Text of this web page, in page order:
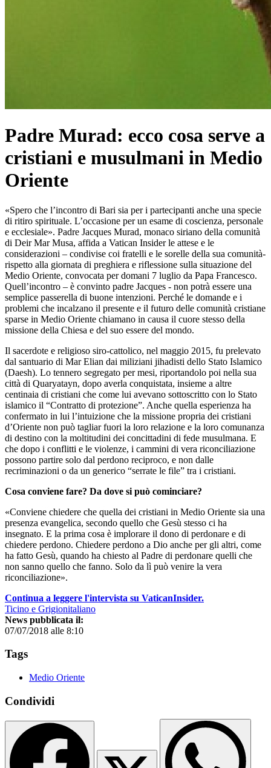
Padre Murad: ecco cosa serve a
cristiani e musulmani in Medio
Oriente
«Spero che l’incontro di Bari sia per i partecipanti anche una specie
di ritiro spirituale. L’occasione per un esame di coscienza, personale
e ecclesiale». Padre Jacques Murad, monaco siriano della comunità
di Deir Mar Musa, affida a Vatican Insider le attese e le
considerazioni – condivise coi fratelli e le sorelle della sua comunità-
rispetto alla giornata di preghiera e riflessione sulla situazione del
Medio Oriente, convocata per domani 7 luglio da Papa Francesco.
Quell’incontro – è convinto padre Jacques - non potrà essere una
semplice passerella di buone intenzioni. Perché le domande e i
problemi che incalzano il presente e il futuro delle comunità cristiane
sparse in Medio Oriente chiamano in causa il cuore stesso della
missione della Chiesa e del suo essere del mondo.
Il sacerdote e religioso siro-cattolico, nel maggio 2015, fu prelevato
dal santuario di Mar Elian dai miliziani jihadisti dello Stato Islamico
(Daesh). Lo tennero segregato per mesi, riportandolo poi nella sua
città di Quaryatayn, dopo averla conquistata, insieme a altre
centinaia di cristiani che come lui avevano sottoscritto con lo Stato
islamico il “Contratto di protezione”. Anche quella esperienza ha
confermato in lui l’intuizione che la missione propria dei cristiani
d’Oriente non può tagliar fuori la loro relazione e la loro comunanza
di destino con la moltitudini dei concittadini di fede musulmana. E
che dopo i conflitti e le violenze, i cammini di vera riconciliazione
possono partire solo dal perdono reciproco, e non dalle
recriminazioni o da un generico “serrate le file” tra i cristiani.
Cosa conviene fare? Da dove si può cominciare?
«Conviene chiedere che quella dei cristiani in Medio Oriente sia una
presenza evangelica, secondo quello che Gesù stesso ci ha
insegnato. E la prima cosa è implorare il dono di perdonare e di
chiedere perdono. Chiedere perdono a Dio anche per gli altri, come
ha fatto Gesù, quando ha chiesto al Padre di perdonare quelli che
non sanno quello che fanno. Solo da lì può venire la vera
riconciliazione».
Continua a leggere l'intervista su VaticanInsider.
Ticino e Grigionitaliano
News pubblicata il:
07/07/2018 alle 8:10
Tags
Medio Oriente
Condividi